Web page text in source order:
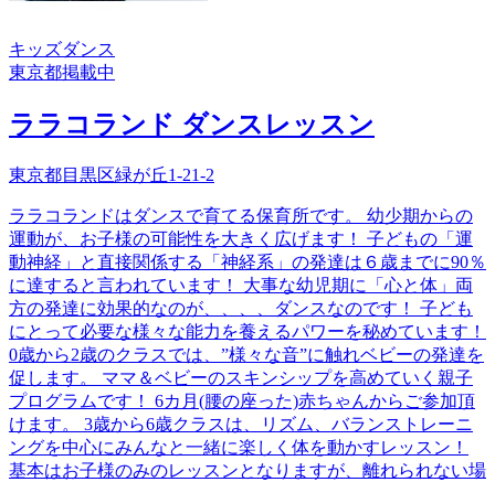
キッズダンス
東京都掲載中
ララコランド ダンスレッスン
東京都目黒区緑が丘1-21-2
ララコランドはダンスで育てる保育所です。 幼少期からの
運動が、お子様の可能性を大きく広げます！ 子どもの「運
動神経」と直接関係する「神経系」の発達は６歳までに90％
に達すると言われています！ 大事な幼児期に「心と体」両
方の発達に効果的なのが、、、、ダンスなのです！ 子ども
にとって必要な様々な能力を養えるパワーを秘めています！
0歳から2歳のクラスでは、”様々な音”に触れベビーの発達を
促します。 ママ＆ベビーのスキンシップを高めていく親子
プログラムです！ 6カ月(腰の座った)赤ちゃんからご参加頂
けます。 3歳から6歳クラスは、リズム、バランストレーニ
ングを中心にみんなと一緒に楽しく体を動かすレッスン！
基本はお子様のみのレッスンとなりますが、離れられない場